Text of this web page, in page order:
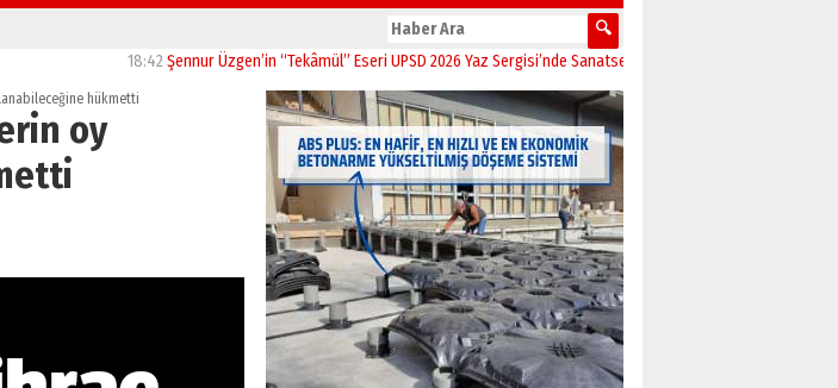
Şennur Üzgen’in “Tekâmül” Eseri UPSD 2026 Yaz Sergisi’nde Sanatseverlerle Buluştu
hükmetti
oy